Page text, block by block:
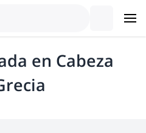
en Cabeza